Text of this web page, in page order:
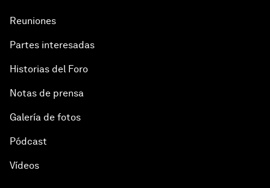
Reuniones
Partes interesadas
Historias del Foro
Notas de prensa
Galería de fotos
Pódcast
Vídeos